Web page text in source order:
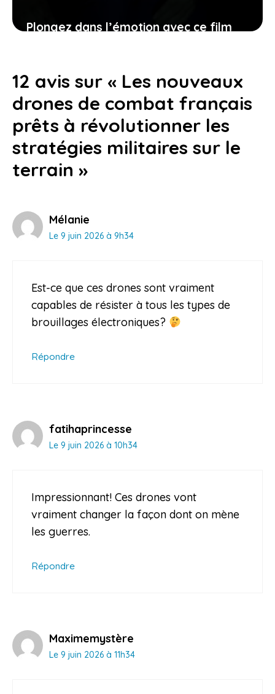
Plongez dans l’émotion avec ce film
12 juin 2026
12 avis sur « Les nouveaux
drones de combat français
prêts à révolutionner les
stratégies militaires sur le
terrain »
Mélanie
Le 9 juin 2026 à 9h34
Est-ce que ces drones sont vraiment
capables de résister à tous les types de
brouillages électroniques?
Répondre
fatihaprincesse
Le 9 juin 2026 à 10h34
Impressionnant! Ces drones vont
vraiment changer la façon dont on mène
les guerres.
Répondre
Maximemystère
Le 9 juin 2026 à 11h34